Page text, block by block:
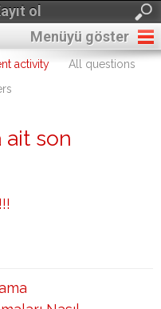
ol
Menüyü göster
activity
All questions
ait son